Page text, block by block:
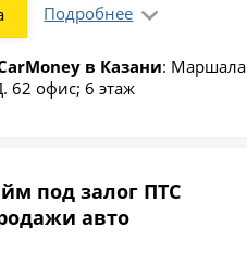
Подробнее
в Казани: Маршала
62 офис; 6 этаж
под залог ПТС
авто